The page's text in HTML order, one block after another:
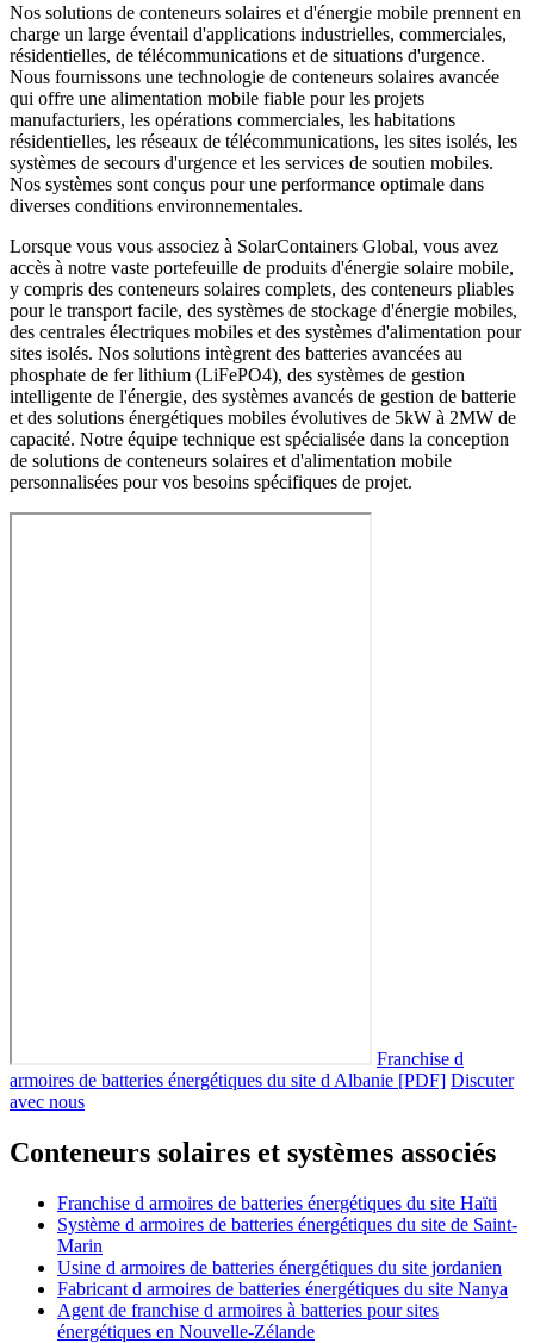
Nos solutions de conteneurs solaires et d'énergie mobile prennent en
charge un large éventail d'applications industrielles, commerciales,
résidentielles, de télécommunications et de situations d'urgence.
Nous fournissons une technologie de conteneurs solaires avancée
qui offre une alimentation mobile fiable pour les projets
manufacturiers, les opérations commerciales, les habitations
résidentielles, les réseaux de télécommunications, les sites isolés, les
systèmes de secours d'urgence et les services de soutien mobiles.
Nos systèmes sont conçus pour une performance optimale dans
diverses conditions environnementales.
Lorsque vous vous associez à SolarContainers Global, vous avez
accès à notre vaste portefeuille de produits d'énergie solaire mobile,
y compris des conteneurs solaires complets, des conteneurs pliables
pour le transport facile, des systèmes de stockage d'énergie mobiles,
des centrales électriques mobiles et des systèmes d'alimentation pour
sites isolés. Nos solutions intègrent des batteries avancées au
phosphate de fer lithium (LiFePO4), des systèmes de gestion
intelligente de l'énergie, des systèmes avancés de gestion de batterie
et des solutions énergétiques mobiles évolutives de 5kW à 2MW de
capacité. Notre équipe technique est spécialisée dans la conception
de solutions de conteneurs solaires et d'alimentation mobile
personnalisées pour vos besoins spécifiques de projet.
Franchise d
armoires de batteries énergétiques du site d Albanie [PDF] Discuter
avec nous
Conteneurs solaires et systèmes associés
Franchise d armoires de batteries énergétiques du site Haïti
Système d armoires de batteries énergétiques du site de Saint-
Marin
Usine d armoires de batteries énergétiques du site jordanien
Fabricant d armoires de batteries énergétiques du site Nanya
Agent de franchise d armoires à batteries pour sites
énergétiques en Nouvelle-Zélande